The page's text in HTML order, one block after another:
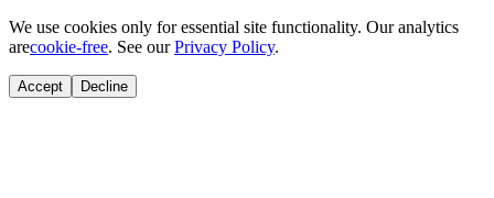
We use cookies only for essential site functionality. Our analytics
arecookie-free. See ourPrivacy Policy.
Accept Decline